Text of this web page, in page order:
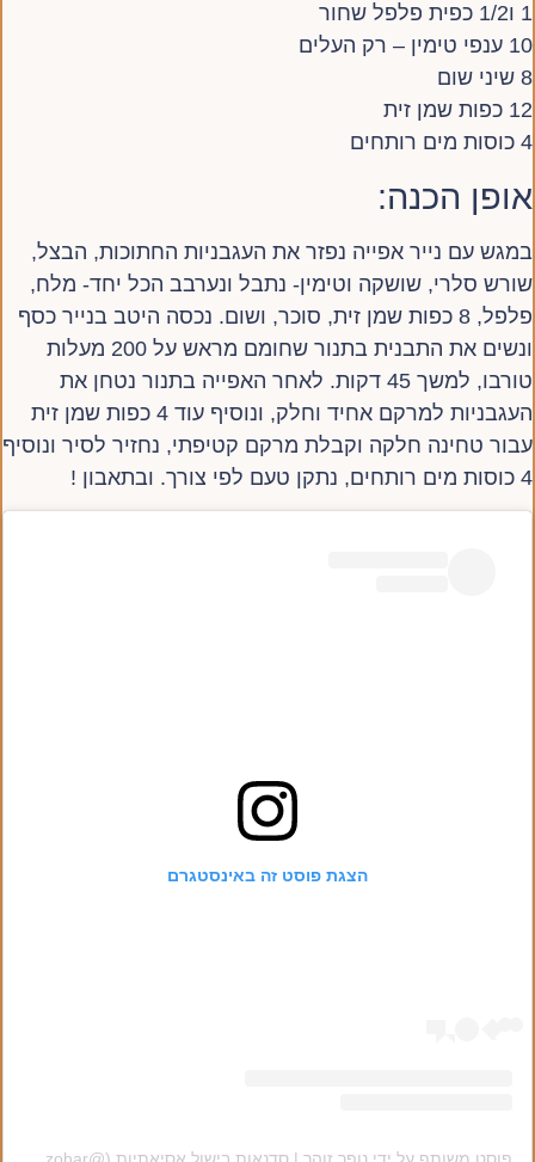
1 ו1/2 כפית פלפל שחור
10 ענפי טימין – רק העלים
8 שיני שום
12 כפות שמן זית
4 כוסות מים רותחים
אופן הכנה:
במגש עם נייר אפייה נפזר את העגבניות החתוכות, הבצל,
שורש סלרי, שושקה וטימין- נתבל ונערבב הכל יחד- מלח,
פלפל, 8 כפות שמן זית, סוכר, ושום. נכסה היטב בנייר כסף
ונשים את התבנית בתנור שחומם מראש על 200 מעלות
טורבו, למשך 45 דקות. לאחר האפייה בתנור נטחן את
העגבניות למרקם אחיד וחלק, ונוסיף עוד 4 כפות שמן זית
עבור טחינה חלקה וקבלת מרקם קטיפתי, נחזיר לסיר ונוסיף
4 כוסות מים רותחים, נתקן טעם לפי צורך. ובתאבון !
הצגת פוסט זה באינסטגרם